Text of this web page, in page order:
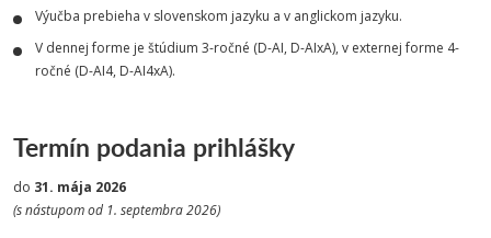
Výučba prebieha v slovenskom jazyku a v anglickom jazyku.
V dennej forme je štúdium 3-ročné (D-AI, D-AIxA), v externej forme 4-
ročné (D-AI4, D-AI4xA).
Termín podania prihlášky
do 31. mája 2026
(s nástupom od 1. septembra 2026)